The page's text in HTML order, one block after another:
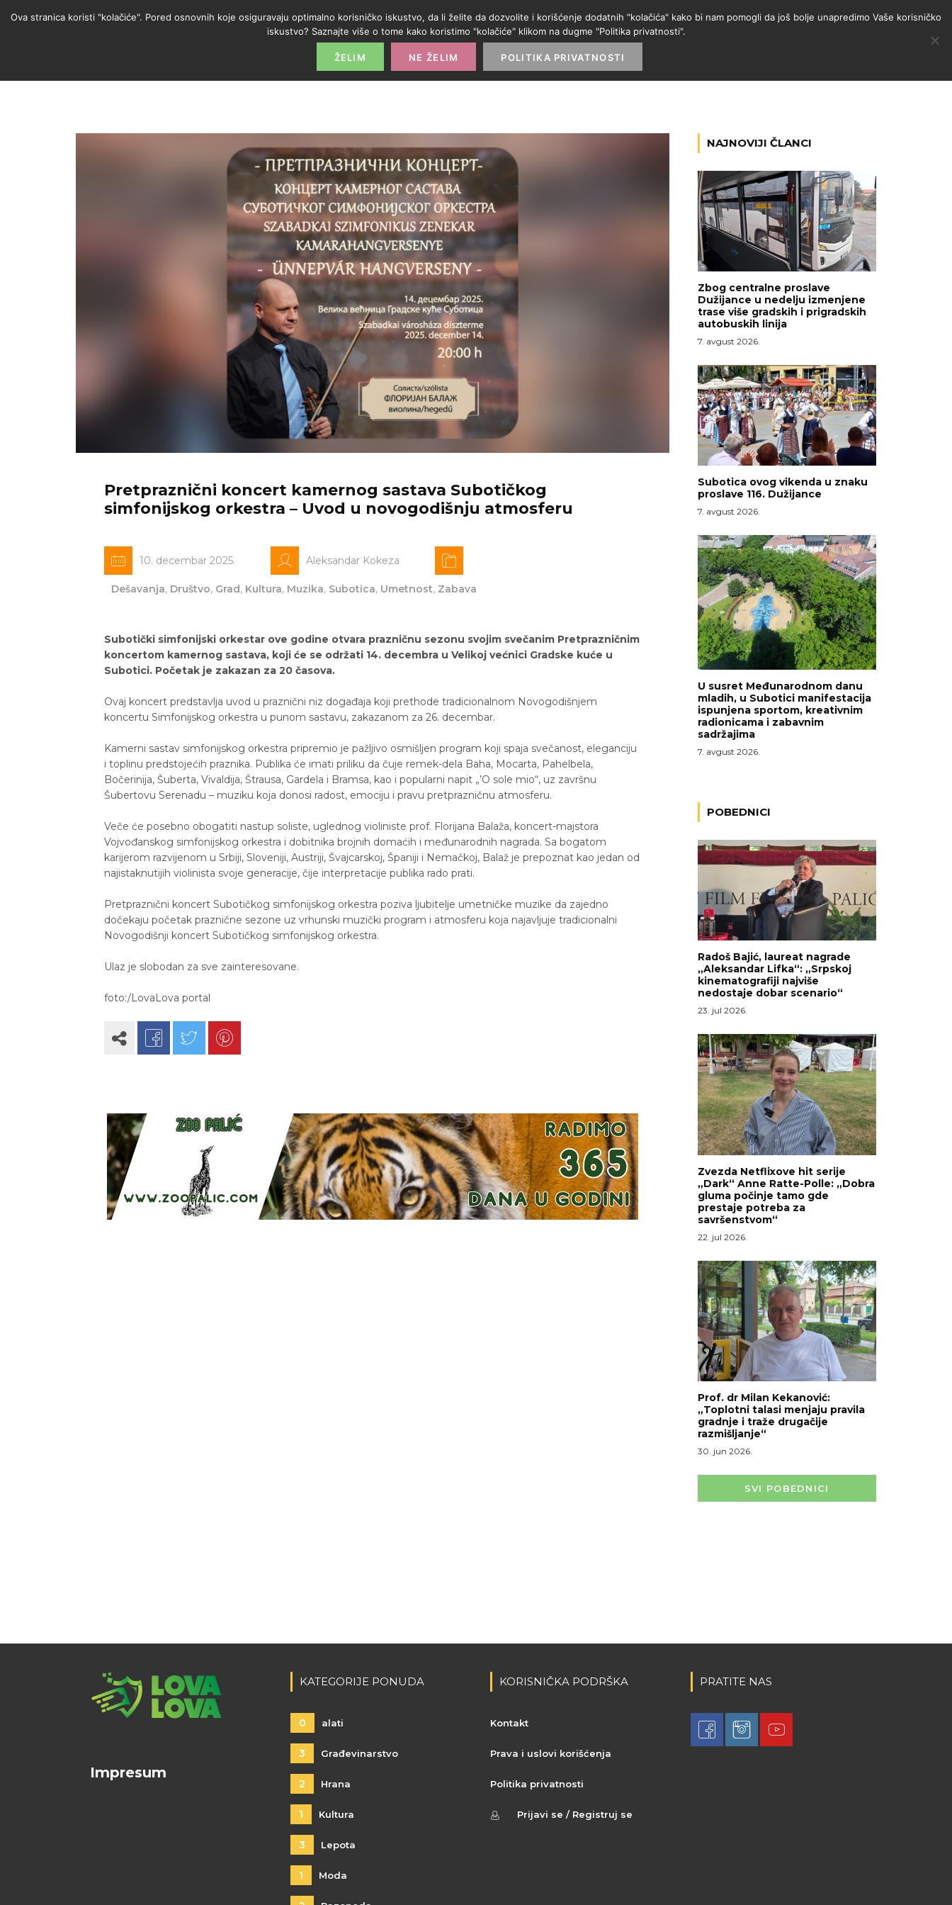
POČETNA PROMO IZLOG PARTNERI KATEGORIJE
Pretpraznični koncert kamernog sastava Subotičkog
simfonijskog orkestra – Uvod u novogodišnju atmosferu
10. decembar 2025. Aleksandar Kokeza
Dešavanja, Društvo, Grad, Kultura, Muzika, Subotica, Umetnost, Zabava
Subotički simfonijski orkestar ove godine otvara prazničnu sezonu svojim svečanim Pretprazničnim
koncertom kamernog sastava, koji će se održati 14. decembra u Velikoj većnici Gradske kuće u
Subotici. Početak je zakazan za 20 časova.
Ovaj koncert predstavlja uvod u praznični niz događaja koji prethode tradicionalnom Novogodišnjem
koncertu Simfonijskog orkestra u punom sastavu, zakazanom za 26. decembar.
Kamerni sastav simfonijskog orkestra pripremio je pažljivo osmišljen program koji spaja svečanost, eleganciju
i toplinu predstojećih praznika. Publika će imati priliku da čuje remek-dela Baha, Mocarta, Pahelbela,
Bočerinija, Šuberta, Vivaldija, Štrausa, Gardela i Bramsa, kao i popularni napit „’O sole mio“, uz završnu
Šubertovu Serenadu – muziku koja donosi radost, emociju i pravu pretprazničnu atmosferu.
Veče će posebno obogatiti nastup soliste, uglednog violiniste prof. Florijana Balaža, koncert-majstora
Vojvođanskog simfonijskog orkestra i dobitnika brojnih domaćih i međunarodnih nagrada. Sa bogatom
karijerom razvijenom u Srbiji, Sloveniji, Austriji, Švajcarskoj, Španiji i Nemačkoj, Balaž je prepoznat kao jedan od
najistaknutijih violinista svoje generacije, čije interpretacije publika rado prati.
Pretpraznični koncert Subotičkog simfonijskog orkestra poziva ljubitelje umetničke muzike da zajedno
dočekaju početak praznične sezone uz vrhunski muzički program i atmosferu koja najavljuje tradicionalni
Novogodišnji koncert Subotičkog simfonijskog orkestra.
Ulaz je slobodan za sve zainteresovane.
foto:/LovaLova portal
NAJNOVIJI ČLANCI
Zbog centralne proslave
Dužijance u nedelju izmenjene
trase više gradskih i prigradskih
autobuskih linija
7. avgust 2026.
Subotica ovog vikenda u znaku
proslave 116. Dužijance
7. avgust 2026.
U susret Međunarodnom danu
mladih, u Subotici manifestacija
ispunjena sportom, kreativnim
radionicama i zabavnim
sadržajima
7. avgust 2026.
POBEDNICI
Radoš Bajić, laureat nagrade
„Aleksandar Lifka“: „Srpskoj
kinematografiji najviše
nedostaje dobar scenario“
23. jul 2026.
Zvezda Netflixove hit serije
„Dark“ Anne Ratte-Polle: „Dobra
gluma počinje tamo gde
prestaje potreba za
savršenstvom“
22. jul 2026.
Prof. dr Milan Kekanović:
„Toplotni talasi menjaju pravila
gradnje i traže drugačije
razmišljanje“
30. jun 2026.
SVI POBEDNICI
Impresum
KATEGORIJE PONUDA
0 alati
3 Građevinarstvo
2 Hrana
1 Kultura
3 Lepota
1 Moda
KORISNIČKA PODRŠKA
Kontakt
Prava i uslovi korišćenja
Politika privatnosti
Prijavi se / Registruj se
PRATITE NAS
Ova stranica koristi "kolačiće". Pored osnovnih koje osiguravaju optimalno korisničko iskustvo, da li želite da dozvolite i korišćenje dodatnih "kolačića" kako bi nam pomogli da još bolje unapredimo Vaše korisničko
iskustvo? Saznajte više o tome kako koristimo "kolačiće" klikom na dugme "Politika privatnosti".
ŽELIM NE ŽELIM POLITIKA PRIVATNOSTI